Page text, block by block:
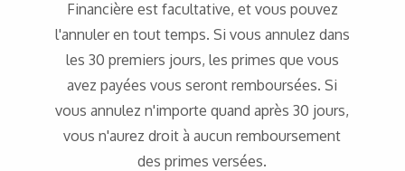
Financière est facultative, et vous pouvez
l'annuler en tout temps. Si vous annulez dans
les 30 premiers jours, les primes que vous
avez payées vous seront remboursées. Si
vous annulez n'importe quand après 30 jours,
vous n'aurez droit à aucun remboursement
des primes versées.